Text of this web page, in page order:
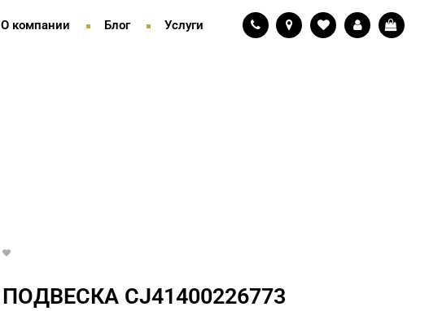
О компании Блог Услуги
ПОДВЕСКА СJ41400226773